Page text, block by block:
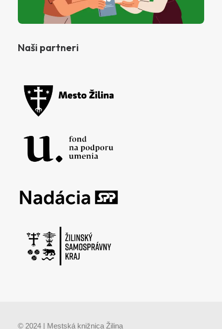
Naši partneri
© 2024 | Mestská knižnica Žilina